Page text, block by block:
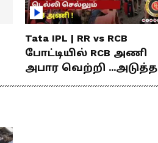
Tata IPL | RR vs RCB
போட்டியில் RCB அணி
அபார வெற்றி ...அடுத்த